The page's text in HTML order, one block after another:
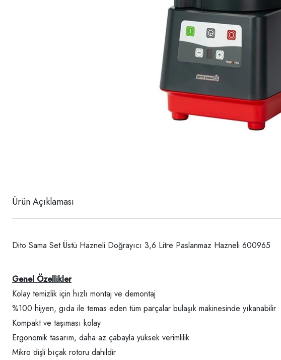
Ürün Açıklaması
Dito Sama Set Üstü Hazneli Doğrayıcı 3,6 Litre Paslanmaz Hazneli 600965
Genel Özellikler
Kolay temizlik için hızlı montaj ve demontaj
%100 hijyen, gıda ile temas eden tüm parçalar bulaşık makinesinde yıkanabilir
Kompakt ve taşıması kolay
Ergonomik tasarım, daha az çabayla yüksek verimlilik
Mikro dişli bıçak rotoru dahildir